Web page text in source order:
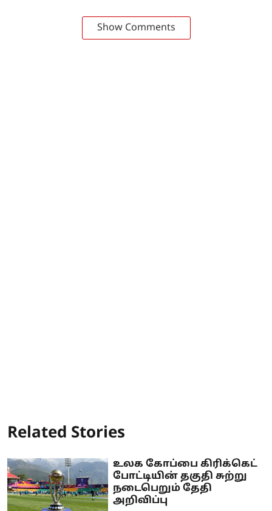
Show Comments
Related Stories
உலக கோப்பை கிரிக்கெட்
போட்டியின் தகுதி சுற்று
நடைபெறும் தேதி
அறிவிப்பு